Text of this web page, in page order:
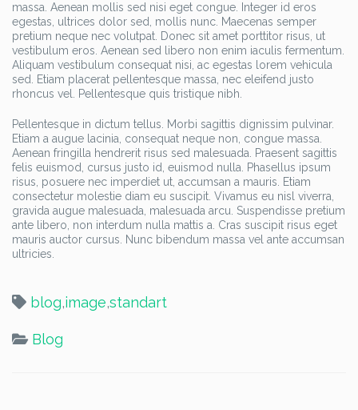
massa. Aenean mollis sed nisi eget congue. Integer id eros
egestas, ultrices dolor sed, mollis nunc. Maecenas semper
pretium neque nec volutpat. Donec sit amet porttitor risus, ut
vestibulum eros. Aenean sed libero non enim iaculis fermentum.
Aliquam vestibulum consequat nisi, ac egestas lorem vehicula
sed. Etiam placerat pellentesque massa, nec eleifend justo
rhoncus vel. Pellentesque quis tristique nibh.
Pellentesque in dictum tellus. Morbi sagittis dignissim pulvinar.
Etiam a augue lacinia, consequat neque non, congue massa.
Aenean fringilla hendrerit risus sed malesuada. Praesent sagittis
felis euismod, cursus justo id, euismod nulla. Phasellus ipsum
risus, posuere nec imperdiet ut, accumsan a mauris. Etiam
consectetur molestie diam eu suscipit. Vivamus eu nisl viverra,
gravida augue malesuada, malesuada arcu. Suspendisse pretium
ante libero, non interdum nulla mattis a. Cras suscipit risus eget
mauris auctor cursus. Nunc bibendum massa vel ante accumsan
ultricies.
blog,image,standart
Blog